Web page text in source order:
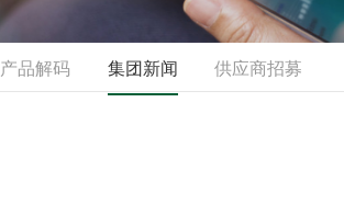
产品解码 集团新闻 供应商招募